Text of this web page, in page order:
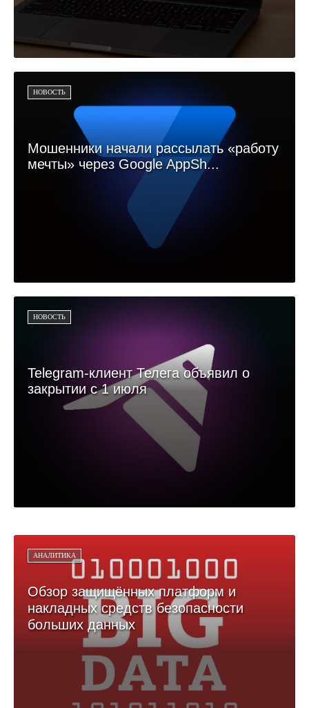
НОВОСТЬ
Мошенники начали рассылать «работу
мечты» через Google AppSh...
НОВОСТЬ
Telegram-клиент Телега объявил о
закрытии с 1 июля
АНАЛИТИКА
Обзор защищённых платформ и
накладных средств безопасности
больших данных